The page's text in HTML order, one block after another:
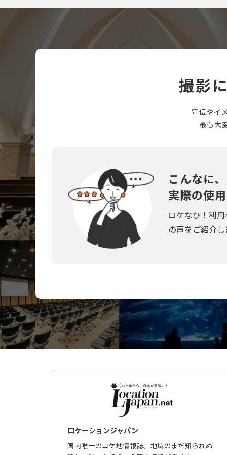
撮影
宣伝やイ
最も大
こんなに
実際の使
ロケなび！利
の声をご紹介
ロケーションジャパン
国内唯一のロケ地情報誌。地域のまだ知られぬ